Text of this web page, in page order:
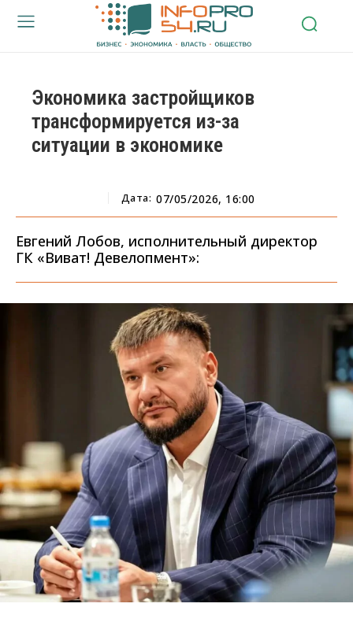
Экономика застройщиков
трансформируется из-за
ситуации в экономике
Дата: 07/05/2026, 16:00
Евгений Лобов, исполнительный директор
ГК «Виват! Девелопмент»: